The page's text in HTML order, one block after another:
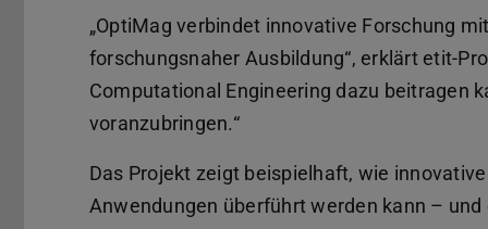
„OptiMag verbindet innovative Forschung
forschungsnaher Ausbildung“, erklärt etit-
Computational Engineering dazu beitragen
voranzubringen.“
Das Projekt zeigt beispielhaft, wie
Anwendungen überführt werden kann –